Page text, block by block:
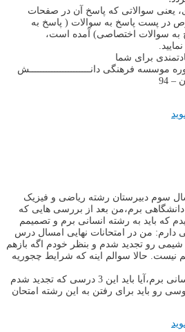
یعنی سوالاتی که پاسخ آن در صفحات
در پست پاسخ به سوالات ( پاسخ به
به سوالات اختصاصی) آمده است،
نمایید.
برای شما
موسسه فرهنگی دانــــــــــــــــــــــش
سوم دبیرستان رشته ریاضی و فیزیک
برم،من بعد از بررسی هایی که
که باید به رشته انسانی برم و تصمیمم
دارم: من در امتحانات نهایی امسال درس
رو تجدید شدم و بنظر خودم اگه بازهم
نیست. حالا سوالم اینه که شرایط چجوریه
من میخوام به رشته انسانی برم،آیا باید این 3 درسی که تجدید شدم
رو باید برای رفتن به این رشته امتحان